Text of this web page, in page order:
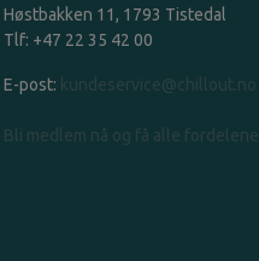
Høstbakken 11, 1793 Tistedal
Tlf: +47 22 35 42 00
E-post: kundeservice@chillout.no
Bli medlem nå og få alle fordelene